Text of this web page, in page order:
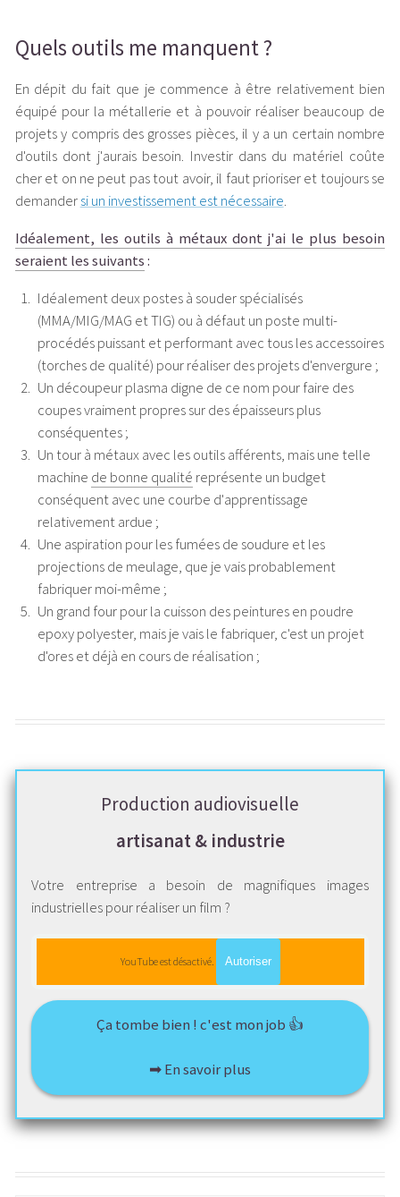
Quels outils me manquent ?
En dépit du fait que je commence à être relativement bien
équipé pour la métallerie et à pouvoir réaliser beaucoup de
projets y compris des grosses pièces, il y a un certain nombre
d'outils dont j'aurais besoin. Investir dans du matériel coûte
cher et on ne peut pas tout avoir, il faut prioriser et toujours se
demandersi un investissement est nécessaire.
Idéalement, les outils à métaux dont j'ai le plus besoin
seraient les suivants:
Idéalement deux postes à souder spécialisés
(MMA/MIG/MAG et TIG) ou à défaut un poste multi-
procédés puissant et performant avec tous les accessoires
(torches de qualité) pour réaliser des projets d'envergure ;
Un découpeur plasma digne de ce nom pour faire des
coupes vraiment propres sur des épaisseurs plus
conséquentes ;
Un tour à métaux avec les outils afférents, mais une telle
machine de bonne qualité représente un budget
conséquent avec une courbe d'apprentissage
relativement ardue ;
Une aspiration pour les fumées de soudure et les
projections de meulage, que je vais probablement
fabriquer moi-même ;
Un grand four pour la cuisson des peintures en poudre
epoxy polyester, mais je vais le fabriquer, c'est un projet
d'ores et déjà en cours de réalisation ;
Production audiovisuelle
artisanat & industrie
Votre entreprise a besoin de magnifiques images
industrielles pour réaliser un film ?
YouTube est désactivé. Autoriser
Ça tombe bien ! c'est mon job 👍
➡ En savoir plus